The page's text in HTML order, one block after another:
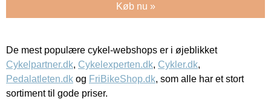
Køb nu »
De mest populære cykel-webshops er i øjeblikket
Cykelpartner.dk, Cykelexperten.dk, Cykler.dk,
Pedalatleten.dk og FriBikeShop.dk, som alle har et stort
sortiment til gode priser.